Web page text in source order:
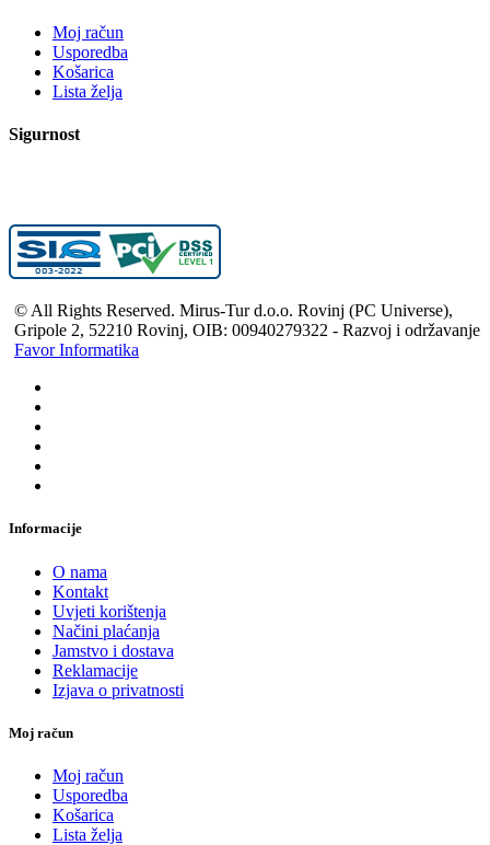
Moj račun
Usporedba
Košarica
Lista želja
Sigurnost
© All Rights Reserved. Mirus-Tur d.o.o. Rovinj (PC Universe),
Gripole 2, 52210 Rovinj, OIB: 00940279322 - Razvoj i održavanje
Favor Informatika
Informacije
O nama
Kontakt
Uvjeti korištenja
Načini plaćanja
Jamstvo i dostava
Reklamacije
Izjava o privatnosti
Moj račun
Moj račun
Usporedba
Košarica
Lista želja